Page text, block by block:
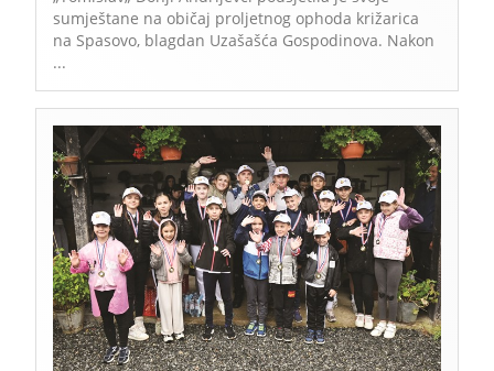
sumještane na običaj proljetnog ophoda križarica
na Spasovo, blagdan Uzašašća Gospodinova. Nakon
...